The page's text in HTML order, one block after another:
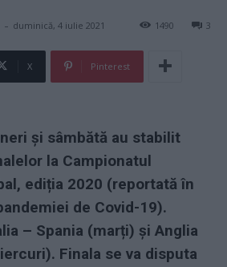
- duminică, 4 iulie 2021 3
1490
X Pinterest
și sâmbătă au stabilit
la Campionatul
ediția 2020 (reportată în
de Covid-19).
– Spania (marți) și Anglia
Finala se va disputa